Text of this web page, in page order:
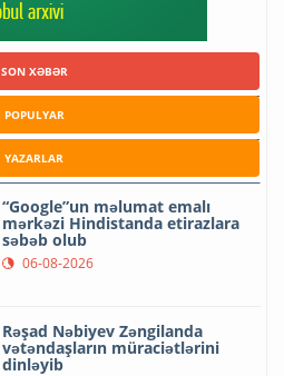
SON XƏBƏR
POPULYAR
YAZARLAR
“Google”un məlumat emalı
mərkəzi Hindistanda etirazlara
səbəb olub
06-08-2026
Rəşad Nəbiyev Zəngilanda
vətəndaşların müraciətlərini
dinləyib